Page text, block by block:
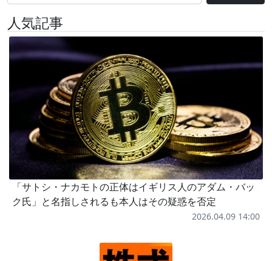
人気記事
「サトシ・ナカモトの正体はイギリス人のアダム・バッ
ク氏」と名指しされるも本人はその疑惑を否定
2026.04.09 14:00